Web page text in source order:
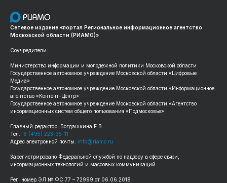
Сетевое издание «портал Региональное информационное агентство
Московской области (РИАМО)»
Соучредители:
Министерство информации и молодежной политики Московской области
Государственное автономное учреждение Московской области «Цифровые
Медиа»
Государственное автономное учреждение Московской области «Информационное
агентство «Контент-Центр»
Государственное автономное учреждение Московской области «Агентство
информационных систем общего пользования «Подмосковье»
Главный редактор: Богдашкина Е.В.
Тел.: 8 (495) 223-35-11
Адрес электронной почты: info@riamo.ru
Зарегистрировано Федеральной службой по надзору в сфере связи,
информационных технологий и массовых коммуникаций
Рег. номер ЭЛ № ФС 77 – 72999 от 06.06.2018